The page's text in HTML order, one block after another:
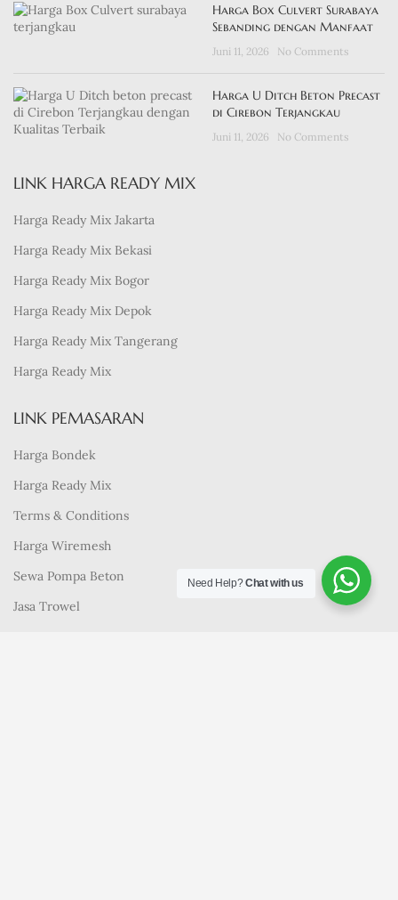
Harga Box Culvert Surabaya
Sebanding dengan Manfaat
Juni 11, 2026 No Comments
Harga U Ditch Beton Precast
di Cirebon Terjangkau
Juni 11, 2026 No Comments
LINK HARGA READY MIX
Harga Ready Mix Jakarta
Harga Ready Mix Bekasi
Harga Ready Mix Bogor
Harga Ready Mix Depok
Harga Ready Mix Tangerang
Harga Ready Mix
LINK PEMASARAN
Harga Bondek
Harga Ready Mix
Terms & Conditions
Harga Wiremesh
Sewa Pompa Beton
Jasa Trowel
Need Help?Chat with us